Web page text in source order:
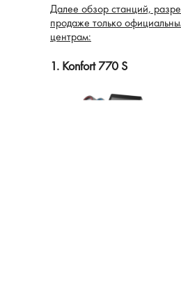
Далее обзор станций,
продаже только
центрам:
1. Konfort 770 S